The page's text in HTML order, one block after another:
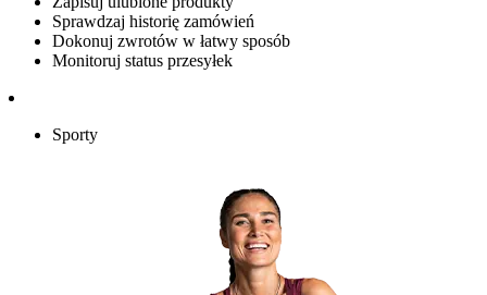
Sprawdzaj historię zamówień
Dokonuj zwrotów w łatwy sposób
Monitoruj status przesyłek
Sporty